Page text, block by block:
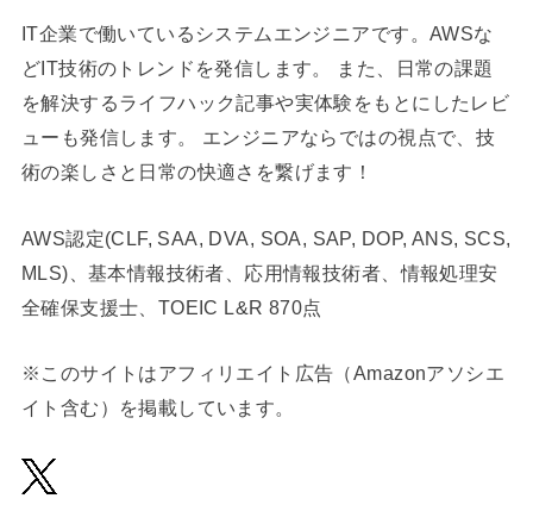
IT企業で働いているシステムエンジニアです。AWSな
どIT技術のトレンドを発信します。 また、日常の課題
を解決するライフハック記事や実体験をもとにしたレビ
ューも発信します。 エンジニアならではの視点で、技
術の楽しさと日常の快適さを繋げます！
AWS認定(CLF, SAA, DVA, SOA, SAP, DOP, ANS, SCS,
MLS)、基本情報技術者、応用情報技術者、情報処理安
全確保支援士、TOEIC L&R 870点
※このサイトはアフィリエイト広告（Amazonアソシエ
イト含む）を掲載しています。